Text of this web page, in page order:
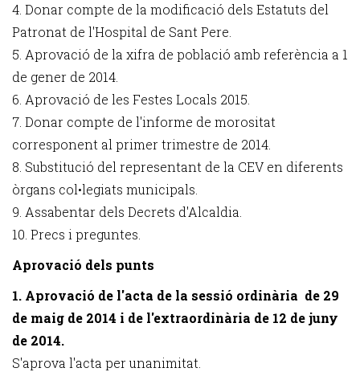
4. Donar compte de la modificació dels Estatuts del
Patronat de l'Hospital de Sant Pere.
5. Aprovació de la xifra de població amb referència a 1
de gener de 2014.
6. Aprovació de les Festes Locals 2015.
7. Donar compte de l'informe de morositat
corresponent al primer trimestre de 2014.
8. Substitució del representant de la CEV en diferents
òrgans col•legiats municipals.
9. Assabentar dels Decrets d'Alcaldia.
10. Precs i preguntes.
Aprovació dels punts
1. Aprovació de l'acta de la sessió ordinària de 29
de maig de 2014 i de l'extraordinària de 12 de juny
de 2014.
S'aprova l'acta per unanimitat.